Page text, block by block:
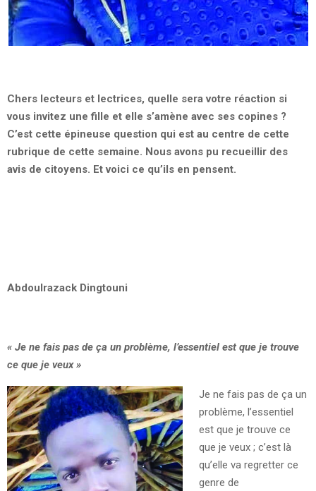
Chers lecteurs et lectrices, quelle sera votre réaction si
vous invitez une fille et elle s’amène avec ses copines ?
C’est cette épineuse question qui est au centre de cette
rubrique de cette semaine. Nous avons pu recueillir des
avis de citoyens. Et voici ce qu’ils en pensent.
Abdoulrazack Dingtouni
« Je ne fais pas de ça un problème, l’essentiel est que je trouve
ce que je veux»
Je ne fais pas de ça un
problème, l’essentiel
est que je trouve ce
que je veux ; c’est là
qu’elle va regretter ce
genre de